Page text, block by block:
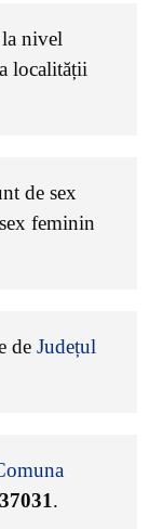
nivel
localității
de sex
feminin
de Județul
.